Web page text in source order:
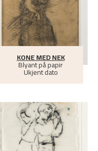
KONE MED NEK
Blyant på papir
Ukjent dato